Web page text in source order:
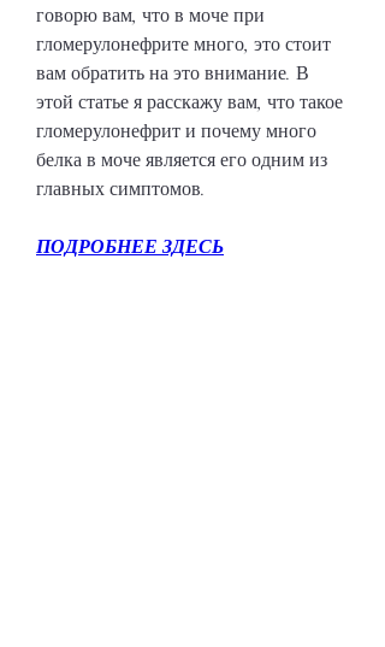
говорю вам, что в моче при
гломерулонефрите много, это стоит
вам обратить на это внимание. В
этой статье я расскажу вам, что такое
гломерулонефрит и почему много
белка в моче является его одним из
главных симптомов.
ПОДРОБНЕЕ ЗДЕСЬ